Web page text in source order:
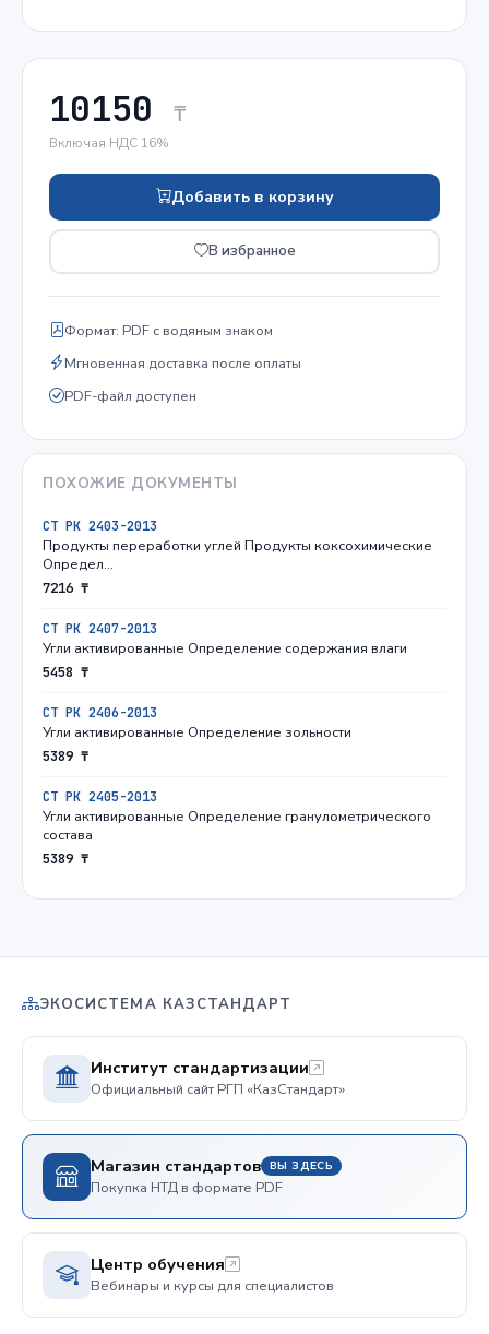
10150 ₸
Включая НДС 16%
Добавить в корзину
В избранное
Формат: PDF с водяным знаком
Мгновенная доставка после оплаты
PDF-файл доступен
ПОХОЖИЕ ДОКУМЕНТЫ
СТ РК 2403-2013
Продукты переработки углей Продукты коксохимические
Определ…
7216 ₸
СТ РК 2407-2013
Угли активированные Определение содержания влаги
5458 ₸
СТ РК 2406-2013
Угли активированные Определение зольности
5389 ₸
СТ РК 2405-2013
Угли активированные Определение гранулометрического
состава
5389 ₸
ЭКОСИСТЕМА КАЗСТАНДАРТ
Институт стандартизации
Официальный сайт РГП «КазСтандарт»
Магазин стандартов ВЫ ЗДЕСЬ
Покупка НТД в формате PDF
Центр обучения
Вебинары и курсы для специалистов